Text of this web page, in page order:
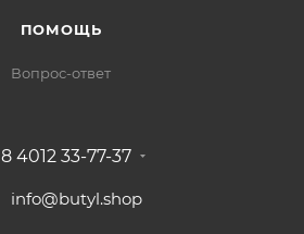
ПОМОЩЬ
Вопрос-ответ
8 4012 33-77-37
info@butyl.shop